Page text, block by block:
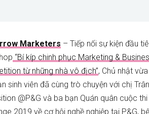
Marketers – Tiếp nối sự kiện đầu
“Bí kíp chinh phục Marketing &
từ những nhà vô địch”, Chủ nhật
sinh viên đã cùng trò chuyện với chị
@P&G và ba bạn Quán quân cuộc thi
2019 về cơ hội nghề nghiệp tại P&G,